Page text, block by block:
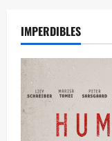
IMPERDIBLES